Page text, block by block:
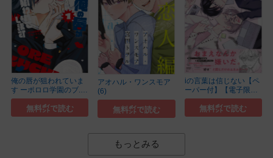
俺の唇が狙われていま
す ーポロロ学園のブ...
(1)
無料㌽で読む
アオハル・ワンスモア
(6)
無料㌽で読む
iの言葉は信じない【ペ
ーパー付】【電子限定
ペーパー付】
無料㌽で読む
もっとみる